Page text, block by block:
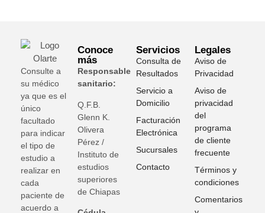
Consulte a
su médico
ya que es el
único
facultado
para indicar
el tipo de
estudio a
realizar en
cada
paciente de
acuerdo a
Conoce
más
Responsable
sanitario:
Q.F.B.
Glenn K
Olivera
Pérez /
Instituto de
estudios
superiores
de Chiapas
Servicios
Consulta de
Resultados
Servicio a
Domicilio
Facturación
Electrónica
Sucursales
Contacto
Legales
Aviso de
Privacidad
Aviso de
privacidad
del
programa
de cliente
frecuente
Términos y
condiciones
Comentarios